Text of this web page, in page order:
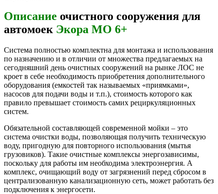
Описание очистного сооружения для
автомоек Экора МО 6+
Система полностью комплектна для монтажа и использования
по назначению и в отличии от множества предлагаемых на
сегодняшний день очистных сооружений на рынке ЛОС не
кроет в себе необходимость приобретения дополнительного
оборудования (емкостей так называемых «приямками»,
насосов для подачи воды и т.п.), стоимость которого как
правило превышает стоимость самих рециркуляционных
систем.
Обязательной составляющей современной мойки – это
система очистки воды, позволяющая получить техническую
воду, пригодную для повторного использования (мытья
грузовиков). Такие очистные комплексы энергозависимы,
поскольку для работы им необходима электроэнергия. А
комплекс, очищающий воду от загрязнений перед сбросом в
централизованную канализационную сеть, может работать без
подключения к энергосети.